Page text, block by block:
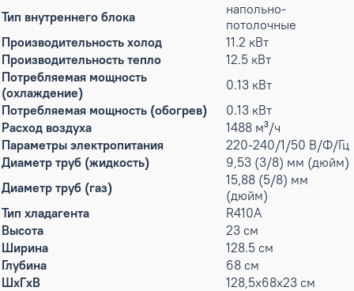
Тип внутреннего блока
напольно-
потолочные
Производительность холод
11.2 кВт
Производительность тепло
12.5 кВт
Потребляемая мощность
(охлаждение)
0.13 кВт
Потребляемая мощность (обогрев)
0.13 кВт
Расход воздуха
1488 м³/ч
Параметры электропитания
220-240/1/50 В/Ф/Гц
Диаметр труб (жидкость)
9,53 (3/8) мм (дюйм)
Диаметр труб (газ)
15,88 (5/8) мм
(дюйм)
Тип хладагента
R410A
Высота
23 см
Ширина
128.5 см
Глубина
68 см
ШxГxВ
128,5x68x23 см